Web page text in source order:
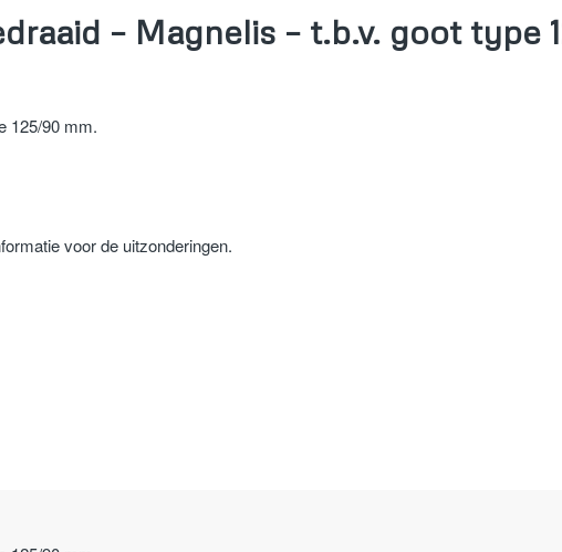
– Magnelis – t.b.v. goot type
125/90 mm.
voor de uitzonderingen.